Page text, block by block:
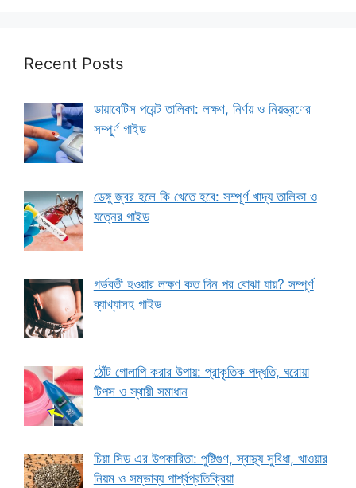
Recent Posts
ডায়াবেটিস পয়েন্ট তালিকা: লক্ষণ, নির্ণয় ও নিয়ন্ত্রণের
সম্পূর্ণ গাইড
ডেঙ্গু জ্বর হলে কি খেতে হবে: সম্পূর্ণ খাদ্য তালিকা ও
যত্নের গাইড
গর্ভবতী হওয়ার লক্ষণ কত দিন পর বোঝা যায়? সম্পূর্ণ
ব্যাখ্যাসহ গাইড
ঠোঁট গোলাপি করার উপায়: প্রাকৃতিক পদ্ধতি, ঘরোয়া
টিপস ও স্থায়ী সমাধান
চিয়া সিড এর উপকারিতা: পুষ্টিগুণ, স্বাস্থ্য সুবিধা, খাওয়ার
নিয়ম ও সম্ভাব্য পার্শ্বপ্রতিক্রিয়া